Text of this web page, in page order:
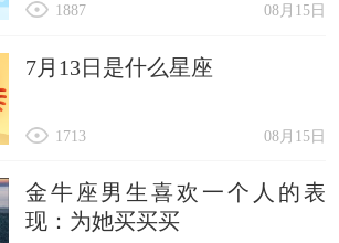
08月15日
1887
7月13日是什么星座
08月15日
1713
金牛座男生喜欢一个人的表
现：为她买买买